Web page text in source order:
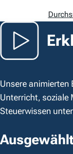
Unsere animierten
Unterricht, soziale
Steuerwissen